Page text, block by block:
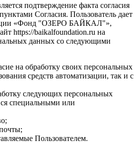
подтверждение факта согласия
Согласия. Пользователь дает
«Фонд "ОЗЕРО БАЙКАЛ"»,
https://baikalfoundation.ru на
данных со следующими
на обработку своих персональных
средств автоматизации, так и с
следующих персональных
специальными или
Пользователем.